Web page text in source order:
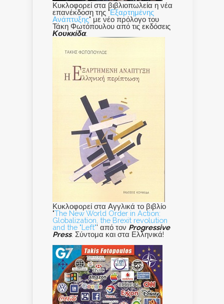
Κυκλοφορεί στα βιβλιοπωλεία η νέα
επανέκδοση της "Εξαρτημένης
Ανάπτυξης" με νέο πρόλογο του
Τάκη Φωτόπουλου από τις εκδόσεις
Κουκκίδα.
Κυκλοφορεί στα Αγγλικά το βιβλίο
"The New World Order in Action:
Globalization, the Brexit revolution
and the "Left"' από τον Progressive
Press. Σύντομα και στα Ελληνικά!